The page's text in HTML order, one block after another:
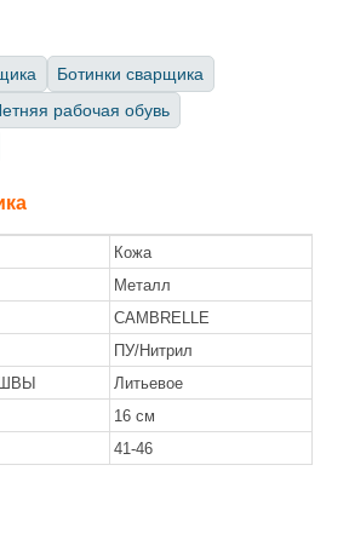
Ботинки сварщика
рабочая обувь
Кожа
Металл
CAMBRELLE
ПУ/Нитрил
Литьевое
16 см
41-46